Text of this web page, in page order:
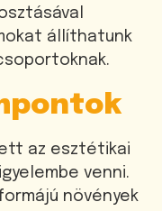
állíthatunk
az esztétikai
venni.
növények